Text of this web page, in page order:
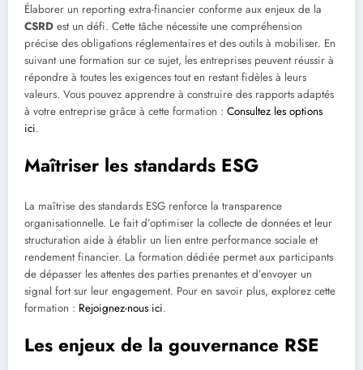
Élaborer un reporting extra-financier conforme aux enjeux de la
CSRD est un défi. Cette tâche nécessite une compréhension
précise des obligations réglementaires et des outils à mobiliser. En
suivant une formation sur ce sujet, les entreprises peuvent réussir à
répondre à toutes les exigences tout en restant fidèles à leurs
valeurs. Vous pouvez apprendre à construire des rapports adaptés
à votre entreprise grâce à cette formation : Consultez les options
ici.
Maîtriser les standards ESG
La maîtrise des standards ESG renforce la transparence
organisationnelle. Le fait d’optimiser la collecte de données et leur
structuration aide à établir un lien entre performance sociale et
rendement financier. La formation dédiée permet aux participants
de dépasser les attentes des parties prenantes et d’envoyer un
signal fort sur leur engagement. Pour en savoir plus, explorez cette
formation : Rejoignez-nous ici.
Les enjeux de la gouvernance RSE